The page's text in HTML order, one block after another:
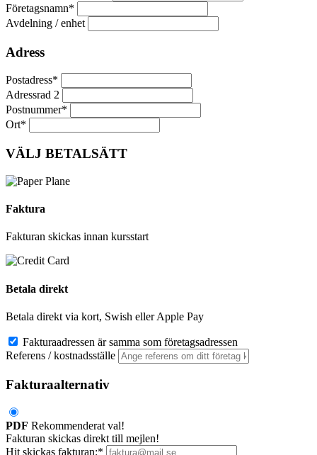
Företagsnamn*
Avdelning / enhet
Adress
Postadress*
Adressrad 2
Postnummer*
Ort*
VÄLJ BETALSÄTT
Faktura
Fakturan skickas innan kursstart
Betala direkt
Betala direkt via kort, Swish eller Apple Pay
Fakturaadressen är samma som företagsadressen
Referens / kostnadsställe
Fakturaalternativ
PDF Rekommenderat val!
Fakturan skickas direkt till mejlen!
Hit skickas fakturan:*